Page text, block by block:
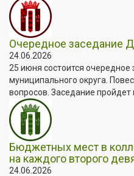
Очередное заседание
24.06.2026
25 июня состоится
муниципального округа.
вопросов. Заседание пройдет
Бюджетных мест в
на каждого второго
24.06.2026